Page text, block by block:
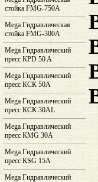
стойка FMG-750А
Mega Гидравлическая
стойка FMG-300А
Mega Гидравлический
пресс КPD 50 A
Mega Гидравлический
пресс КСК 50A
Mega Гидравлический
пресс КСК 30AL
Mega Гидравлический
пресс КМG 30A
Mega Гидравлический
пресс КSG 15A
Mega Гидравлический